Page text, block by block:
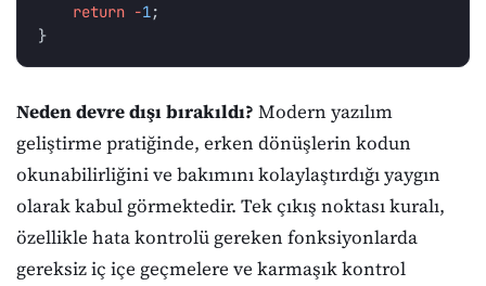
return -1 ;
}
Neden devre dışı bırakıldı? Modern yazılım
geliştirme pratiğinde, erken dönüşlerin kodun
okunabilirliğini ve bakımını kolaylaştırdığı yaygın
olarak kabul görmektedir. Tek çıkış noktası kuralı,
özellikle hata kontrolü gereken fonksiyonlarda
gereksiz iç içe geçmelere ve karmaşık kontrol